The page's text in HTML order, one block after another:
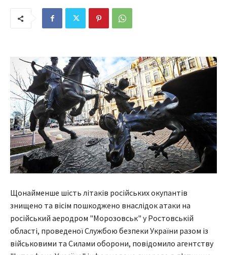
Щонайменше шість літаків російських окупантів
знищено та вісім пошкоджено внаслідок атаки на
російський аеродром "Морозовськ" у Ростовській
області, проведеної Службою безпеки України разом із
військовими та Силами оборони, повідомило агентству